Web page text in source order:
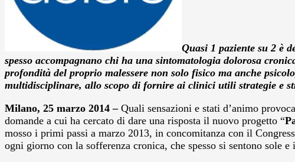
Quasi 1 paziente su 2 è
spesso accompagnano chi ha una sintomatologia dolorosa
profondità del proprio malessere non solo fisico ma anche
multidisciplinare, allo scopo di fornire ai clinici utili strategie e
Milano, 25 marzo 2014 – Quali sensazioni e stati d’animo
domande a cui ha cercato di dare una risposta il nuovo progetto “
mosso i primi passi a marzo 2013, in concomitanza con il
ogni giorno con la sofferenza cronica, che spesso si sentono sole